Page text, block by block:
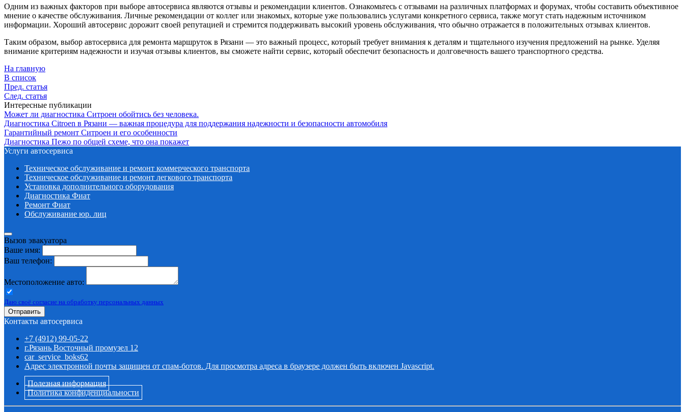
Одним из важных факторов при выборе автосервиса являются отзывы и рекомендации клиентов. Ознакомьтесь с отзывами на различных платформах и форумах, чтобы составить объективное
мнение о качестве обслуживания. Личные рекомендации от коллег или знакомых, которые уже пользовались услугами конкретного сервиса, также могут стать надежным источником
информации. Хороший автосервис дорожит своей репутацией и стремится поддерживать высокий уровень обслуживания, что обычно отражается в положительных отзывах клиентов.
Таким образом, выбор автосервиса для ремонта маршруток в Рязани — это важный процесс, который требует внимания к деталям и тщательного изучения предложений на рынке. Уделяя
внимание критериям надежности и изучая отзывы клиентов, вы сможете найти сервис, который обеспечит безопасность и долговечность вашего транспортного средства.
На главную
В список
Пред. статья
След. статья
Интересные публикации
Может ли диагностика Ситроен обойтись без человека.
Диагностика Citroen в Рязани — важная процедура для поддержания надежности и безопасности автомобиля
Гарантийный ремонт Ситроен и его особенности
Диагностика Пежо по общей схеме, что она покажет
Услуги автосервиса
Техническое обcлуживание и ремонт коммерческого транспорта
Техническое обcлуживание и ремонт легкового транспорта
Установка дополнительного оборудования
Диагностика Фиат
Ремонт Фиат
Обслуживание юр. лиц
Вызов эвакуатора
Ваше имя:
Ваш телефон:
Местоположение авто:
Даю своё согласие на обработку персональных данных
Отправить
Контакты автосервиса
+7 (4912) 99-05-22
г.Рязань Восточный промузел 12
car_service_boks62
Адрес электронной почты защищен от спам-ботов. Для просмотра адреса в браузере должен быть включен Javascript.
Полезная информация
Политика конфиденциальности